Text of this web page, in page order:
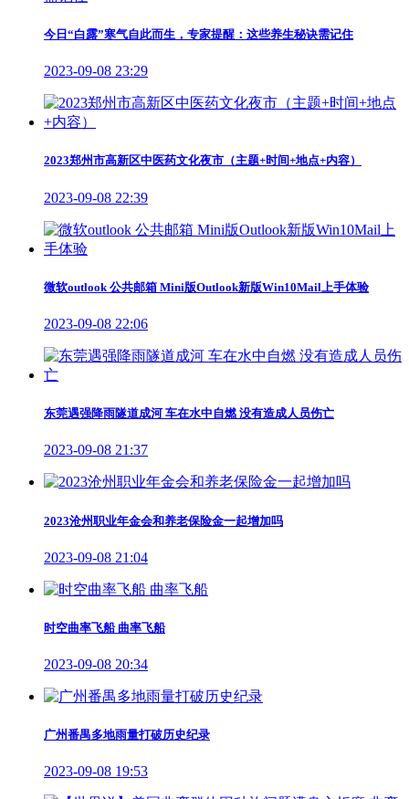
今日“白露”寒气自此而生，专家提醒：这些养生秘诀需记住
2023-09-08 23:29
2023郑州市高新区中医药文化夜市（主题+时间+地点+内容）
2023-09-08 22:39
微软outlook 公共邮箱 Mini版Outlook新版Win10Mail上手体验
2023-09-08 22:06
东莞遇强降雨隧道成河 车在水中自燃 没有造成人员伤亡
2023-09-08 21:37
2023沧州职业年金会和养老保险金一起增加吗
2023-09-08 21:04
时空曲率飞船 曲率飞船
2023-09-08 20:34
广州番禺多地雨量打破历史纪录
2023-09-08 19:53